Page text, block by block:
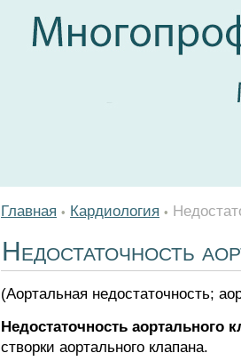
Главная • Кардиология •
Недостаточность
(Аортальная недостаточность;
Недостаточность аортального
створки аортального клапана.